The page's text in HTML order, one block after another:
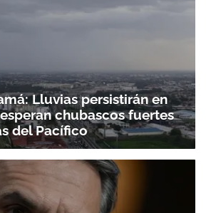
Lluvias persistirán en
chubascos fuertes
del Pacífico